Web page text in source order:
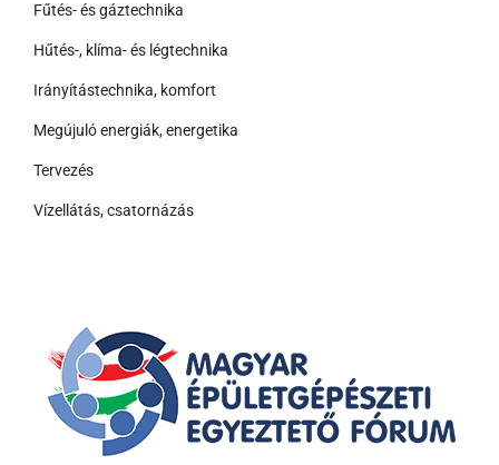
Fűtés- és gáztechnika
Hűtés-, klíma- és légtechnika
Irányítástechnika, komfort
Megújuló energiák, energetika
Tervezés
Vízellátás, csatornázás